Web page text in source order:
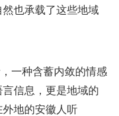
也承载了这些地域
一种含蓄内敛的情感
信息，更是地域的
地的安徽人听